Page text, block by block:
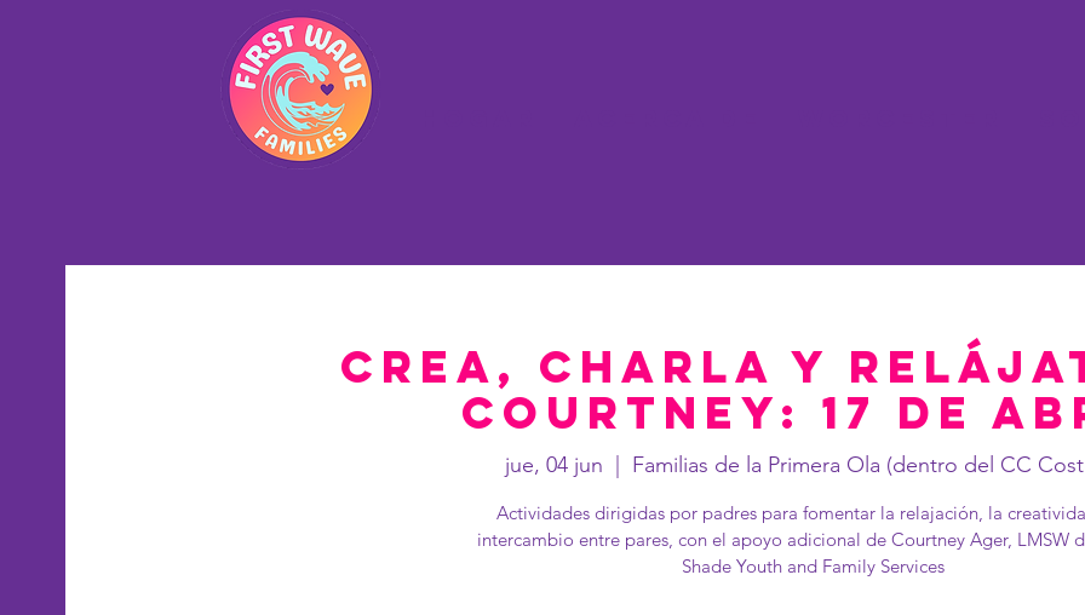
Crea, charla y
Courtney: 17 de
jue, 04 jun Familias de la Primera Ola (dentro del CC
Actividades dirigidas por padres para fomentar la relajación, la
intercambio entre pares, con el apoyo adicional de Courtney Ager, LMSW
Shade Youth and Family Services